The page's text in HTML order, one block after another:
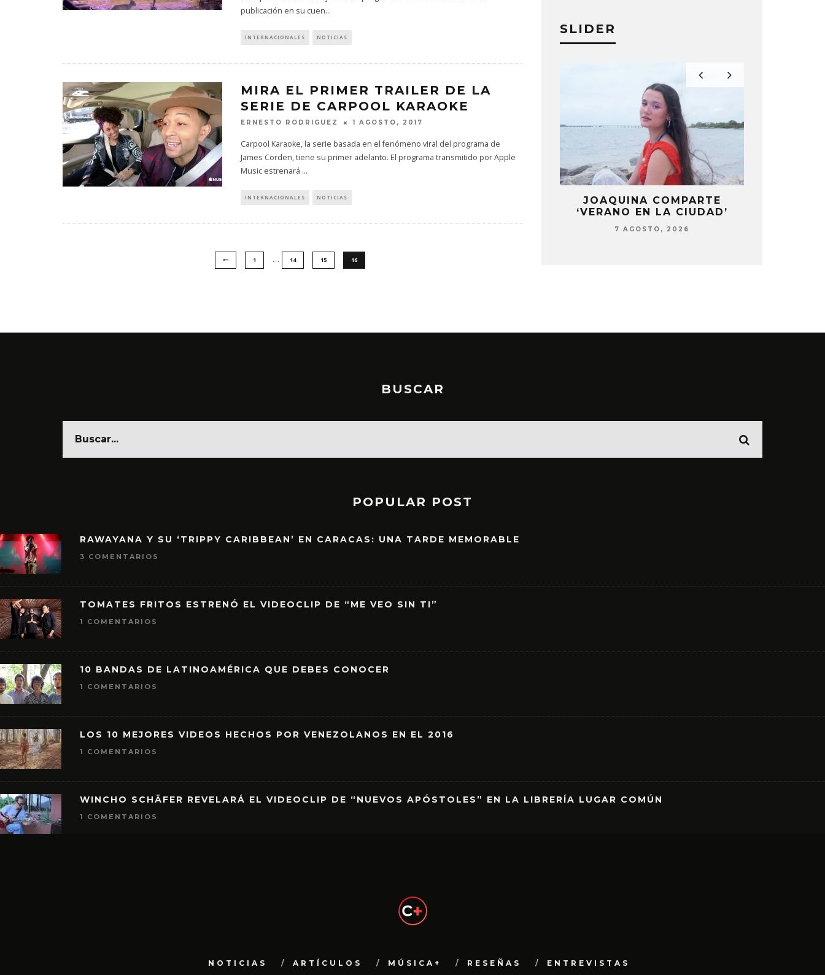
publicación en su cuen...
INTERNACIONALES NOTICIAS
MIRA EL PRIMER TRAILER DE LA
SERIE DE CARPOOL KARAOKE
ERNESTO RODRIGUEZ 1 AGOSTO, 2017
Carpool Karaoke, la serie basada en el fenómeno viral del programa de
James Corden, tiene su primer adelanto. El programa transmitido por Apple
Music estrenará ...
INTERNACIONALES NOTICIAS
1 … 14 15 16
SLIDER
CON ‘ALONSO’
JOAQUINA COMPARTE
‘VERANO EN LA CIUDAD’
7 AGOSTO, 2026
BUSCAR
POPULAR POST
RAWAYANA Y SU ‘TRIPPY CARIBBEAN’ EN CARACAS: UNA TARDE MEMORABLE
3 COMENTARIOS
TOMATES FRITOS ESTRENÓ EL VIDEOCLIP DE “ME VEO SIN TI”
1 COMENTARIOS
10 BANDAS DE LATINOAMÉRICA QUE DEBES CONOCER
1 COMENTARIOS
LOS 10 MEJORES VIDEOS HECHOS POR VENEZOLANOS EN EL 2016
1 COMENTARIOS
WINCHO SCHÄFER REVELARÁ EL VIDEOCLIP DE “NUEVOS APÓSTOLES” EN LA LIBRERÍA LUGAR COMÚN
1 COMENTARIOS
NOTICIAS ARTÍCULOS MÚSICA+ RESEÑAS ENTREVISTAS